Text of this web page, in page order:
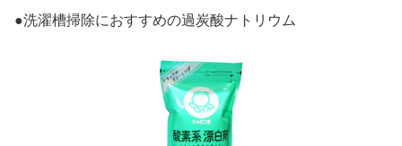
●洗濯槽掃除におすすめの過炭酸ナトリウム